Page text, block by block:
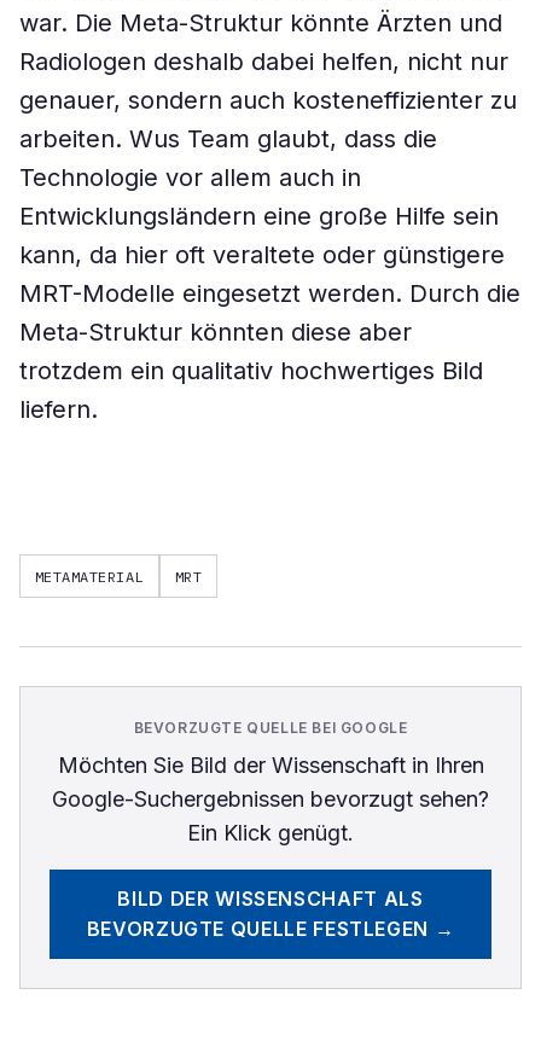
war. Die Meta-Struktur könnte Ärzten und
Radiologen deshalb dabei helfen, nicht nur
genauer, sondern auch kosteneffizienter zu
arbeiten. Wus Team glaubt, dass die
Technologie vor allem auch in
Entwicklungsländern eine große Hilfe sein
kann, da hier oft veraltete oder günstigere
MRT-Modelle eingesetzt werden. Durch die
Meta-Struktur könnten diese aber
trotzdem ein qualitativ hochwertiges Bild
liefern.
METAMATERIAL MRT
BEVORZUGTE QUELLE BEI GOOGLE
Möchten Sie Bild der Wissenschaftin Ihren
Google-Suchergebnissen bevorzugt sehen?
Ein Klick genügt.
BILD DER WISSENSCHAFT ALS
BEVORZUGTE QUELLE FESTLEGEN →